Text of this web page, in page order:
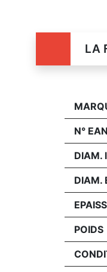
LA
N°
DIAM.
DIAM.
POIDS